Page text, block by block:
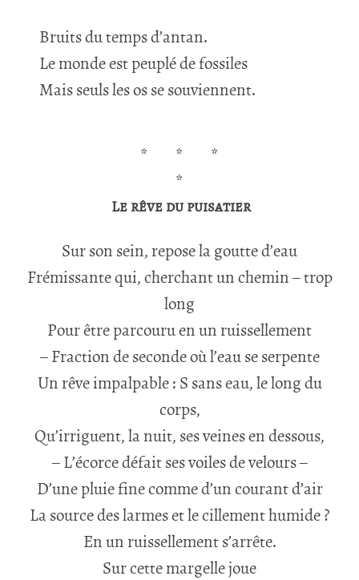
Bruits du temps d’antan.
Le monde est peuplé de fossiles
Mais seuls les os se souviennent.
* *
*
*
Le rêve du puisatier
Sur son sein, repose la goutte d’eau
Frémissante qui, cherchant un chemin – trop
long
Pour être parcouru en un ruissellement
– Fraction de seconde où l’eau se serpente
Un rêve impalpable : S sans eau, le long du
corps,
Qu’irriguent, la nuit, ses veines en dessous,
– L’écorce défait ses voiles de velours –
D’une pluie fine comme d’un courant d’air
La source des larmes et le cillement humide ?
En un ruissellement s’arrête.
Sur cette margelle joue